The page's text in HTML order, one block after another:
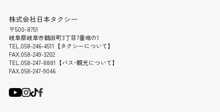
株式会社日本タクシー
〒500-8751
岐阜県岐阜市鶴田町3丁目7番地の1
TEL.058-246-4511【タクシーについて】
FAX.058-249-3202
TEL.058-247-8881【バス･観光について】
FAX.058-247-9046